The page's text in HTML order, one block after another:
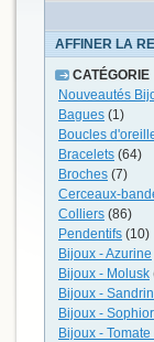
AFFINER LA
CATÉGORIE
Nouveautés
Bagues (1)
Boucles
Bracelets (64)
Broches (7)
Cerceaux-
Colliers (86)
Pendentifs (10)
Bijoux - Azurine
Bijoux - Molusk
Bijoux -
Bijoux -
Bijoux -